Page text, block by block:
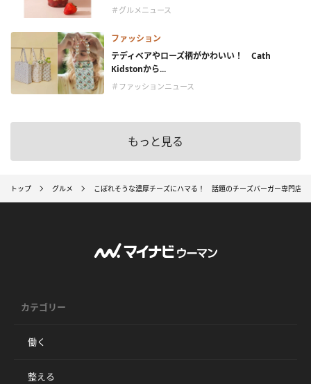
＃グルメニュース
ファッション
テディベアやローズ柄がかわいい！ Cath
Kidstonから...
＃ファッションニュース
もっと見る
トップ グルメ こぼれそうな濃厚チーズにハマる！ 話題のチーズバーガー専門店
カテゴリー
働く
整える